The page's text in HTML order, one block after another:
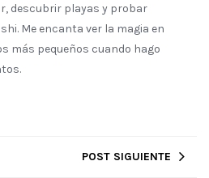
descubrir playas y probar
Me encanta ver la magia en
más pequeños cuando hago
POST SIGUIENTE